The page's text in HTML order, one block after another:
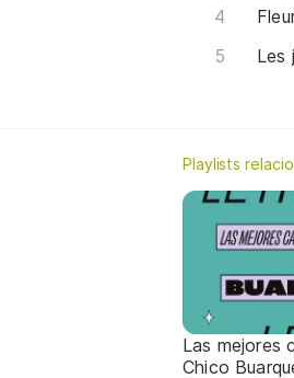
Les
Playlists
Las mejores
Chico